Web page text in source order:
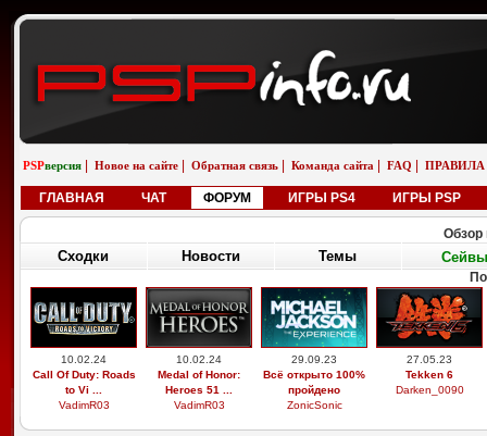
PSPверсия Новое на сайте Обратная связь Команда сайта FAQ ПРАВИЛА
ГЛАВНАЯ ЧАТ ФОРУМ ИГРЫ PS4 ИГРЫ PSP
Обзор
Сходки Новости Темы Сейвы
10.02.24
Call Of Duty: Roads
to Vi ...
VadimR03
10.02.24
Medal of Honor:
Heroes 51 ...
VadimR03
29.09.23
Всё открыто 100%
пройдено
ZonicSonic
27.05.23
Tekken 6
Darken_0090